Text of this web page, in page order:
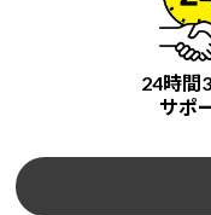
24時間
サポ